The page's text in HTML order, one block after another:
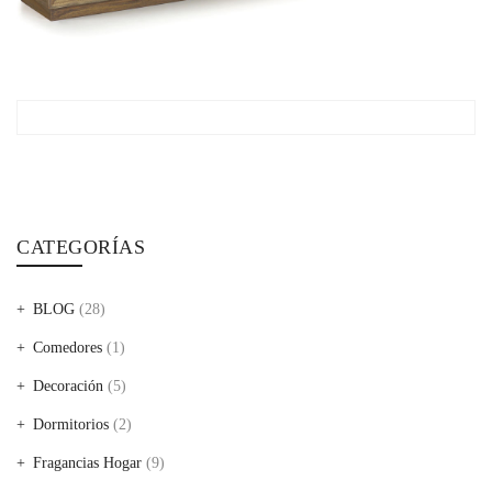
CATEGORÍAS
BLOG (28)
Comedores (1)
Decoración (5)
Dormitorios (2)
Fragancias Hogar (9)